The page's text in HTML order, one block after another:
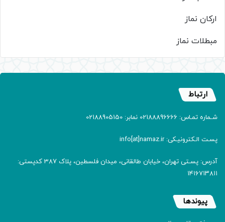
ارکان نماز
مبطلات نماز
ارتباط
شـماره تمـاس: 02188896666 نمابر: 02188905150
پسـت الـکترونیـکی: info[at]namaz.ir
آدرس: پسـتی تهران، خیابان طالقانی، میدان فلسطین، پلاک 387 کدپستی:
۱۴۱۶۷۱۳۸۱۱
پیوندها